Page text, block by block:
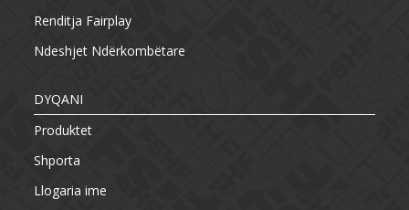
Renditja Fairplay
Ndeshjet Ndërkombëtare
DYQANI
Produktet
Shporta
Llogaria ime